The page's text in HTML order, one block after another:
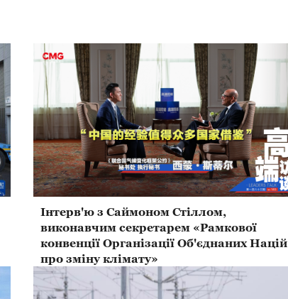
Інтерв'ю з Саймоном Стіллом,
виконавчим секретарем «Рамкової
конвенції Організації Об'єднаних Націй
про зміну клімату»